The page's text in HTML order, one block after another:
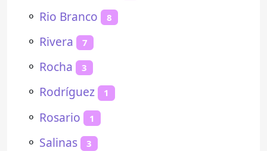
⚬ Rio Branco 8
⚬ Rivera 7
⚬ Rocha 3
⚬ Rodríguez 1
⚬ Rosario 1
⚬ Salinas 3